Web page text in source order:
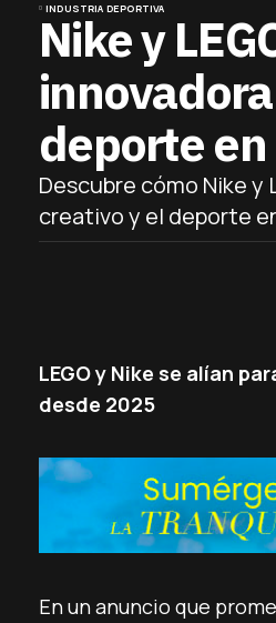
INDUSTRIA DEPORTIVA
Nike y
deporte
Descubre cómo Nike y
creativo y el deporte
LEGO y Nike se alían
desde 2025
En un anuncio que